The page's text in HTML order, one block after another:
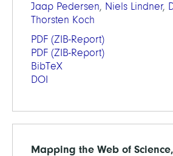
Jaap Pedersen, Niels Lindner,
Thorsten Koch
PDF (ZIB-Report)
PDF (ZIB-Report)
BibTeX
DOI
Mapping the Web of